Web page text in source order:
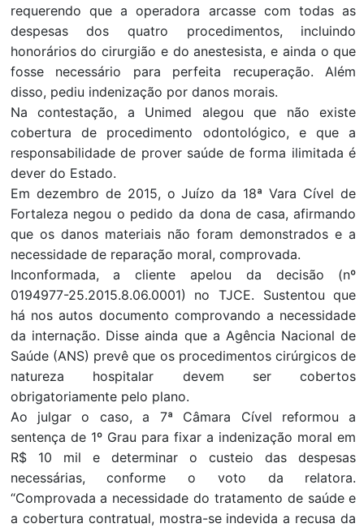
requerendo que a operadora arcasse com todas as
despesas dos quatro procedimentos, incluindo
honorários do cirurgião e do anestesista, e ainda o que
fosse necessário para perfeita recuperação. Além
disso, pediu indenização por danos morais.
Na contestação, a Unimed alegou que não existe
cobertura de procedimento odontológico, e que a
responsabilidade de prover saúde de forma ilimitada é
dever do Estado.
Em dezembro de 2015, o Juízo da 18ª Vara Cível de
Fortaleza negou o pedido da dona de casa, afirmando
que os danos materiais não foram demonstrados e a
necessidade de reparação moral, comprovada.
Inconformada, a cliente apelou da decisão (nº
0194977-25.2015.8.06.0001) no TJCE. Sustentou que
há nos autos documento comprovando a necessidade
da internação. Disse ainda que a Agência Nacional de
Saúde (ANS) prevê que os procedimentos cirúrgicos de
natureza hospitalar devem ser cobertos
obrigatoriamente pelo plano.
Ao julgar o caso, a 7ª Câmara Cível reformou a
sentença de 1º Grau para fixar a indenização moral em
R$ 10 mil e determinar o custeio das despesas
necessárias, conforme o voto da relatora.
“Comprovada a necessidade do tratamento de saúde e
a cobertura contratual, mostra-se indevida a recusa da